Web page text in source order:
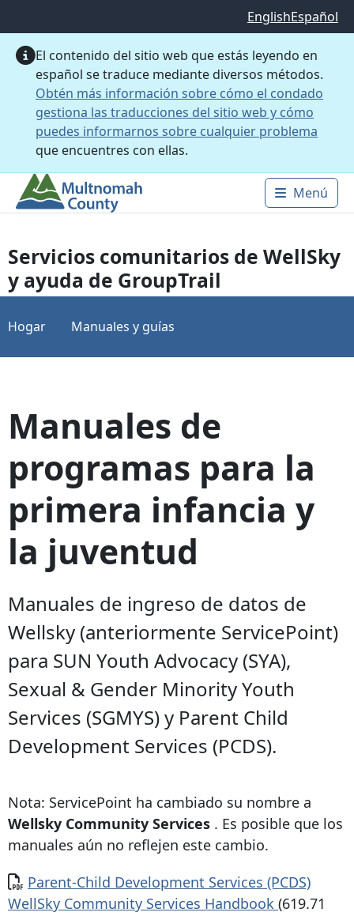
EnglishEspañol
El contenido del sitio web que estás leyendo en
español se traduce mediante diversos métodos.
Obtén más información sobre cómo el condado
gestiona las traducciones del sitio web y cómo
puedes informarnos sobre cualquier problema
que encuentres con ellas.
Main
Menú
Servicios comunitarios de WellSky
y ayuda de GroupTrail
Hogar Manuales y guías
Manuales de
programas para la
primera infancia y
la juventud
Manuales de ingreso de datos de
Wellsky (anteriormente ServicePoint)
para SUN Youth Advocacy (SYA),
Sexual & Gender Minority Youth
Services (SGMYS) y Parent Child
Development Services (PCDS).
Nota: ServicePoint ha cambiado su nombre a
Wellsky Community Services . Es posible que los
manuales aún no reflejen este cambio.
Documento
Parent-Child Development Services (PCDS)
WellSky Community Services Handbook (619.71